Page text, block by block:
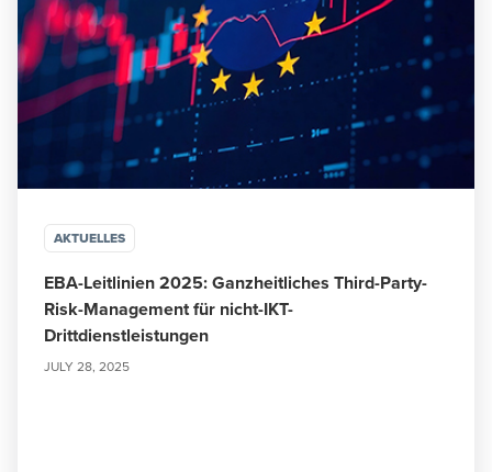
AKTUELLES
EBA-Leitlinien 2025: Ganzheitliches Third-Party-
Risk-Management für nicht-IKT-
Drittdienstleistungen
JULY 28, 2025